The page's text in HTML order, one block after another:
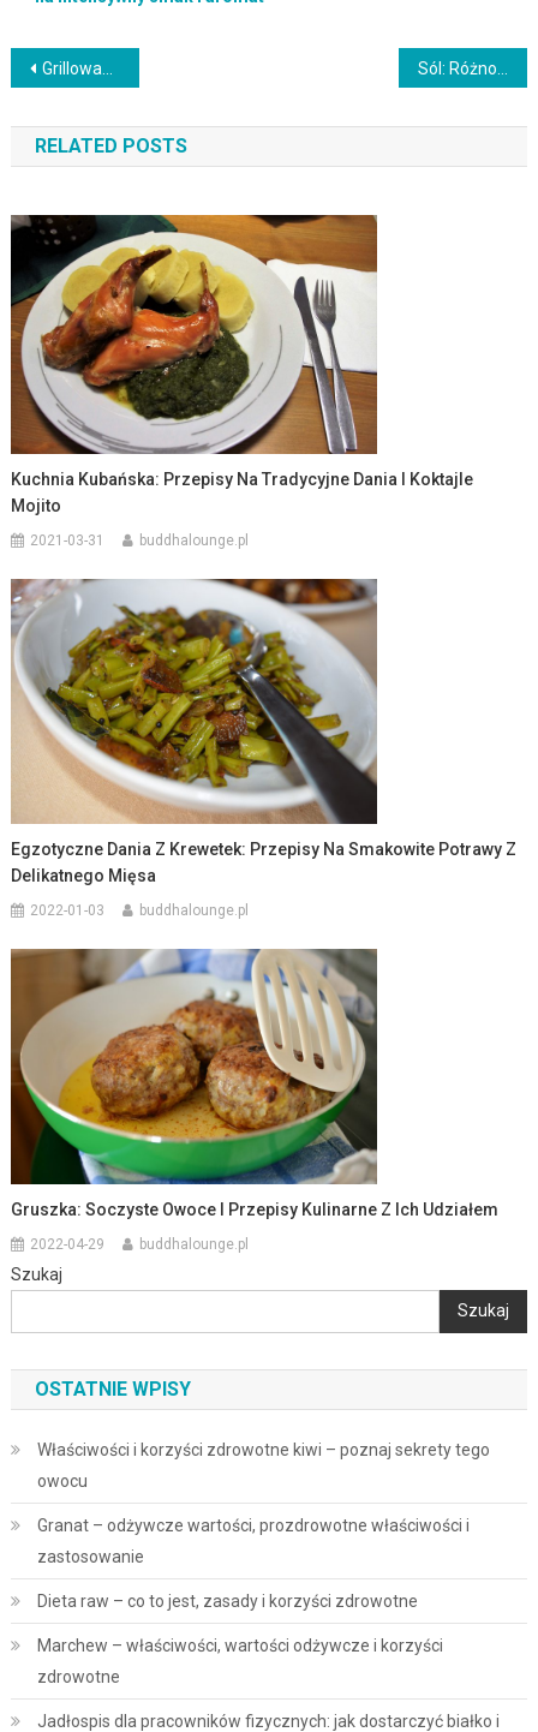
Nawigacja
wpisu
Grillowane dania z drobiu: Przepisy na smakowite potrawy z kurczaka i indyka
RELATED POSTS
Kuchnia Kubańska: Przepisy Na Tradycyjne Dania I Koktajle
Mojito
2021-03-31 buddhalounge.pl
Egzotyczne Dania Z Krewetek: Przepisy Na Smakowite Potrawy Z
Delikatnego Mięsa
2022-01-03 buddhalounge.pl
Gruszka: Soczyste Owoce I Przepisy Kulinarne Z Ich Udziałem
2022-04-29 buddhalounge.pl
Szukaj
Szukaj
OSTATNIE WPISY
Właściwości i korzyści zdrowotne kiwi – poznaj sekrety tego
owocu
Granat – odżywcze wartości, prozdrowotne właściwości i
zastosowanie
Dieta raw – co to jest, zasady i korzyści zdrowotne
Marchew – właściwości, wartości odżywcze i korzyści
zdrowotne
Jadłospis dla pracowników fizycznych: jak dostarczyć białko i